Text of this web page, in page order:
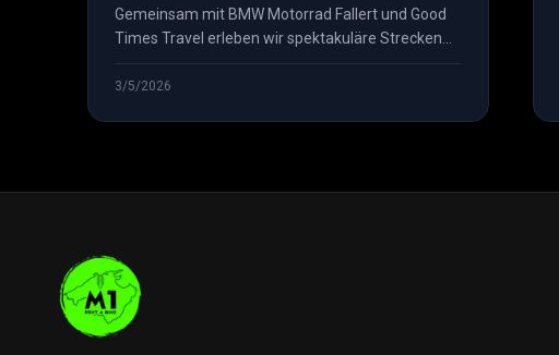
MOTORRAD FALLER...
Gemeinsam mit BMW Motorrad Fallert und Good
Times Travel erleben wir spektakuläre Strecken
3/5/2026